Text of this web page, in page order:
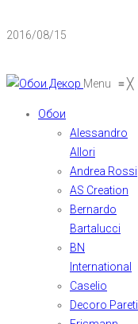
2016/08/15
Menu ≡╳
Обои
Alessandro
Allori
Andrea Rossi
AS Creation
Bernardo
Bartalucci
BN
International
Caselio
Decoro Pareti